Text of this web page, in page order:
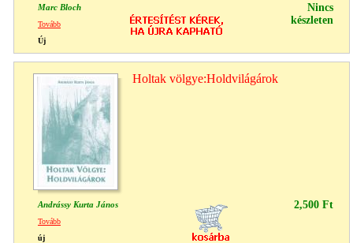
Marc Bloch
Nincs
készleten
Tovább
Új
Holtak völgye:Holdvilágárok
Andrássy Kurta János 2,500 Ft
Tovább
új